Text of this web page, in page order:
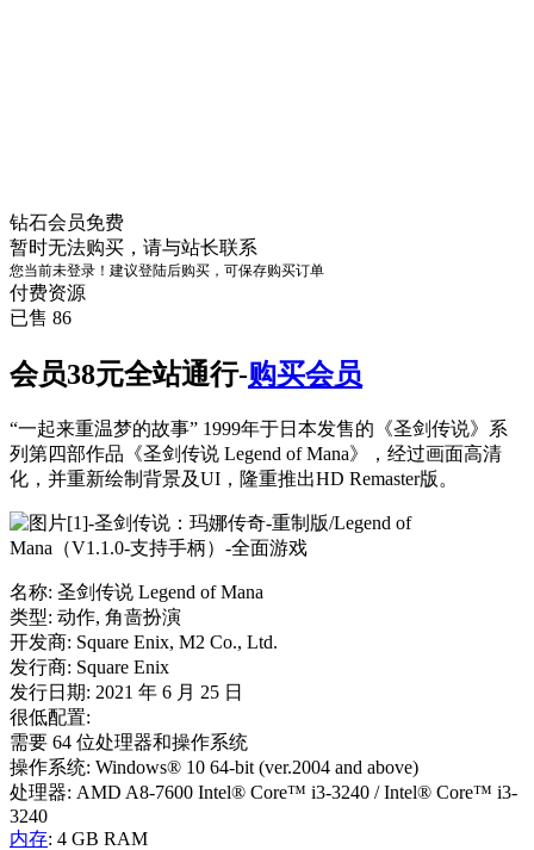
钻石会员免费
暂时无法购买，请与站长联系
您当前未登录！建议登陆后购买，可保存购买订单
付费资源
已售 86
会员38元全站通行-购买会员
“一起来重温梦的故事” 1999年于日本发售的《圣剑传说》系
列第四部作品《圣剑传说 Legend of Mana》，经过画面高清
化，并重新绘制背景及UI，隆重推出HD Remaster版。
名称: 圣剑传说 Legend of Mana
类型: 动作, 角啬扮演
开发商: Square Enix, M2 Co., Ltd.
发行商: Square Enix
发行日期: 2021 年 6 月 25 日
很低配置:
需要 64 位处理器和操作系统
操作系统: Windows® 10 64-bit (ver.2004 and above)
处理器: AMD A8-7600 Intel® Core™ i3-3240 / Intel® Core™ i3-
3240
内存: 4 GB RAM